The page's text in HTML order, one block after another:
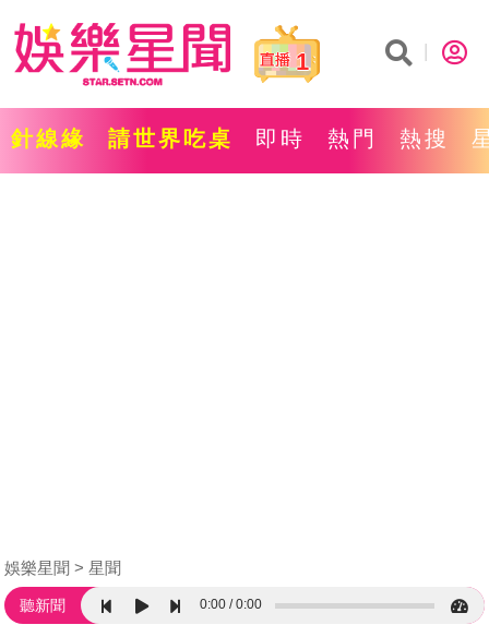
1
針線緣 請世界吃桌 即時 熱門 熱搜
娛樂星聞 星聞
聽新聞 0:00 0:00